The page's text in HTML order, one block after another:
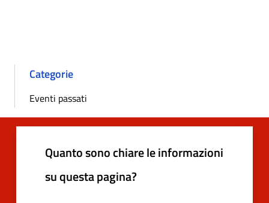
Categorie
Eventi passati
Quanto sono chiare le informazioni
su questa pagina?